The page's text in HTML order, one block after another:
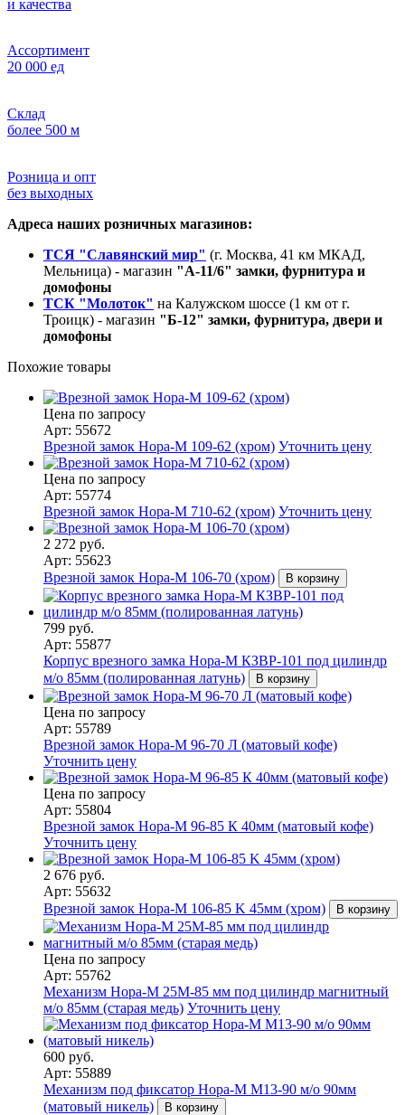
и качества
Ассортимент
20 000 ед
Склад
более 500 м
Розница и опт
без выходных
Адреса наших розничных магазинов:
ТСЯ "Славянский мир" (г. Москва, 41 км МКАД,
Мельница) - магазин "А-11/6" замки, фурнитура и
домофоны
ТСК "Молоток" на Калужском шоссе (1 км от г.
Троицк) - магазин "Б-12" замки, фурнитура, двери и
домофоны
Похожие товары
Цена по запросу
Арт: 55672
Врезной замок Нора-М 109-62 (хром) Уточнить цену
Цена по запросу
Арт: 55774
Врезной замок Нора-М 710-62 (хром) Уточнить цену
2 272 руб.
Арт: 55623
Врезной замок Нора-М 106-70 (хром)
В корзину
799 руб.
Арт: 55877
Корпус врезного замка Нора-М КЗВР-101 под цилиндр
м/о 85мм (полированная латунь)
В корзину
Цена по запросу
Арт: 55789
Врезной замок Нора-М 96-70 Л (матовый кофе)
Уточнить цену
Цена по запросу
Арт: 55804
Врезной замок Нора-М 96-85 К 40мм (матовый кофе)
Уточнить цену
2 676 руб.
Арт: 55632
Врезной замок Нора-М 106-85 K 45мм (хром)
В корзину
Цена по запросу
Арт: 55762
Механизм Нора-М 25М-85 мм под цилиндр магнитный
м/о 85мм (старая медь) Уточнить цену
600 руб.
Арт: 55889
Механизм под фиксатор Нора-М М13-90 м/о 90мм
(матовый никель)
В корзину